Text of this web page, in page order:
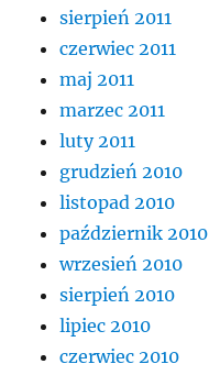
sierpień 2011
czerwiec 2011
maj 2011
marzec 2011
luty 2011
grudzień 2010
listopad 2010
październik 2010
wrzesień 2010
sierpień 2010
lipiec 2010
czerwiec 2010